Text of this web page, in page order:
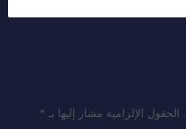
الحقول الإلزامية مشار إليها بـ *